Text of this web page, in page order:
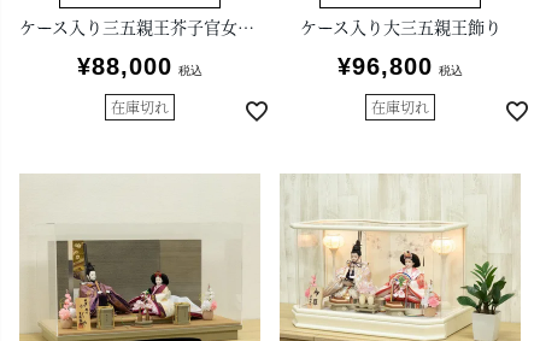
ケース入り三五親王芥子官女七人飾り
¥88,000 税込
在庫切れ
ケース入り大三五親王飾り
¥96,800 税込
在庫切れ